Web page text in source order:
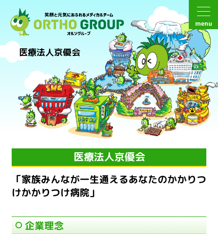
menu
医療法人京優会
医療法人京優会
「家族みんなが一生通えるあなたのかかりつ
けかかりつけ病院」
企業理念